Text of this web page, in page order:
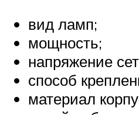
вид ламп;
мощность;
напряжение
способ
материал